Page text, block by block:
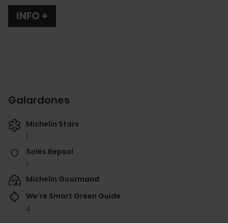
INFO +
Galardones
Michelin Stars
1
Soles Repsol
1
Michelin Gourmand
We’re Smart Green Guide
4